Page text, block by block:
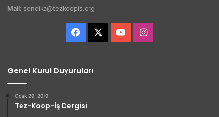
Mail: sendika@tezkoopis.org
Facebook YouTubeInstagram
Genel Kurul Duyuruları
Ocak 29, 2019
Tez-Koop-İş Dergisi